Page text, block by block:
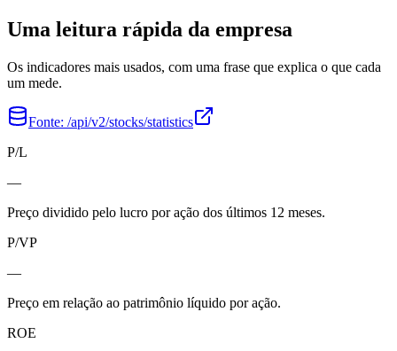
Uma leitura rápida da empresa
Os indicadores mais usados, com uma frase que explica o que cada
um mede.
Fonte: /api/v2/stocks/statistics
P/L
—
Preço dividido pelo lucro por ação dos últimos 12 meses.
P/VP
—
Preço em relação ao patrimônio líquido por ação.
ROE